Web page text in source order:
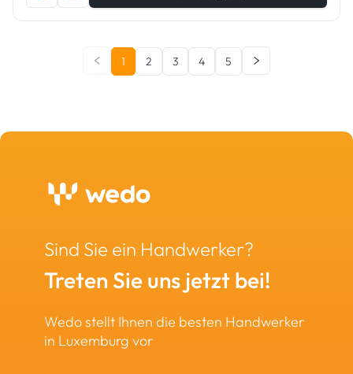
1 2 3 4 5
Sind Sie ein Handwerker?
Treten Sie uns jetzt bei!
Wedo stellt Ihnen die besten Handwerker
in Luxemburg vor